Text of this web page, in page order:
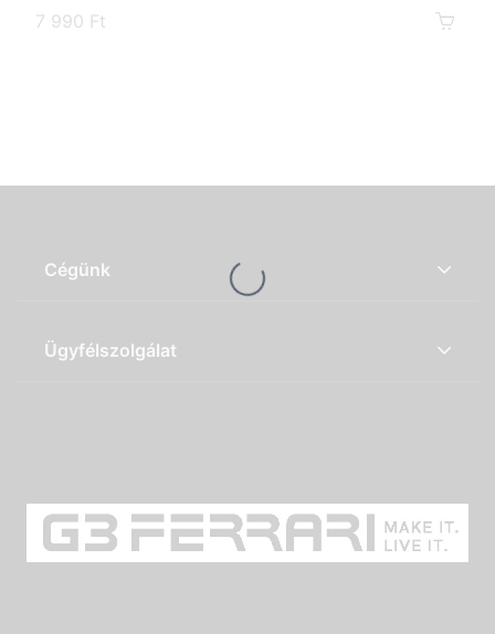
7 990 Ft
Loading...
Cégünk
Ügyfélszolgálat